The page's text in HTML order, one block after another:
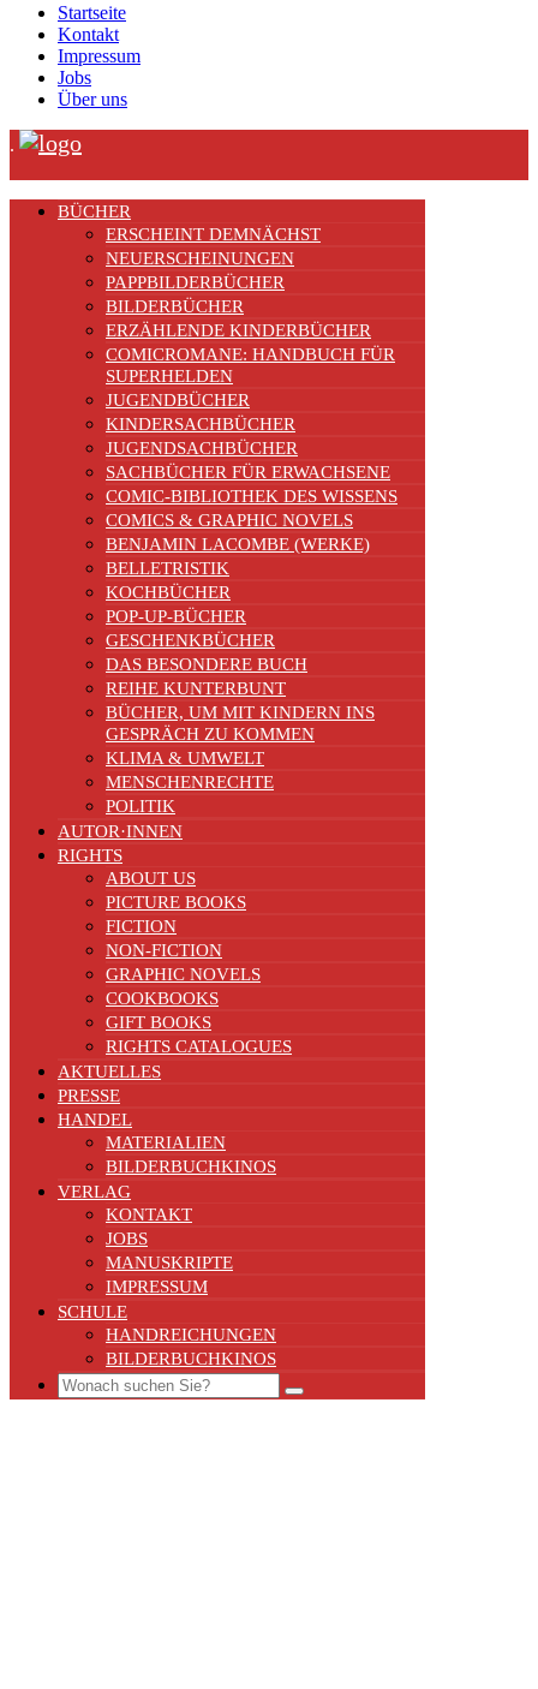
Startseite
Kontakt
Impressum
Jobs
Über uns
.
BÜCHER
ERSCHEINT DEMNÄCHST
NEUERSCHEINUNGEN
PAPPBILDERBÜCHER
BILDERBÜCHER
ERZÄHLENDE KINDERBÜCHER
COMICROMANE: HANDBUCH FÜR
SUPERHELDEN
JUGENDBÜCHER
KINDERSACHBÜCHER
JUGENDSACHBÜCHER
SACHBÜCHER FÜR ERWACHSENE
COMIC-BIBLIOTHEK DES WISSENS
COMICS & GRAPHIC NOVELS
BENJAMIN LACOMBE (WERKE)
BELLETRISTIK
KOCHBÜCHER
POP-UP-BÜCHER
GESCHENKBÜCHER
DAS BESONDERE BUCH
REIHE KUNTERBUNT
BÜCHER, UM MIT KINDERN INS
GESPRÄCH ZU KOMMEN
KLIMA & UMWELT
MENSCHENRECHTE
POLITIK
AUTOR·INNEN
RIGHTS
ABOUT US
PICTURE BOOKS
FICTION
NON-FICTION
GRAPHIC NOVELS
COOKBOOKS
GIFT BOOKS
RIGHTS CATALOGUES
AKTUELLES
PRESSE
HANDEL
MATERIALIEN
BILDERBUCHKINOS
VERLAG
KONTAKT
JOBS
MANUSKRIPTE
IMPRESSUM
SCHULE
HANDREICHUNGEN
BILDERBUCHKINOS
Search